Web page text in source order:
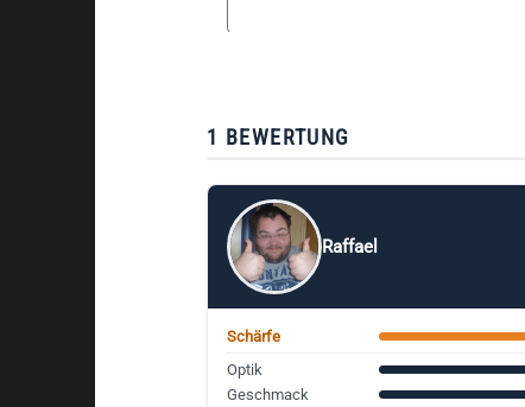
1 BEWERTUNG
Raffael
Schärfe
Optik
Geschmack